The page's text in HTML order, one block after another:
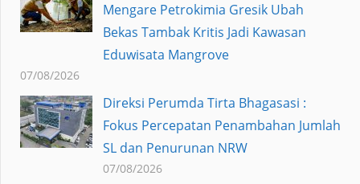
Mengare Petrokimia Gresik Ubah
Bekas Tambak Kritis Jadi Kawasan
Eduwisata Mangrove
07/08/2026
Direksi Perumda Tirta Bhagasasi :
Fokus Percepatan Penambahan Jumlah
SL dan Penurunan NRW
07/08/2026